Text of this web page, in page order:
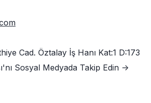
Cad. Öztalay İş Hanı Kat:1 D:173
Sosyal Medyada Takip Edin ->